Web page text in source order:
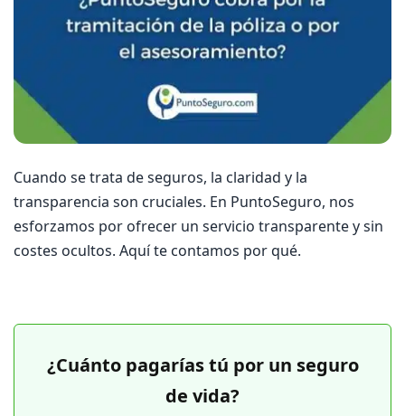
Cuando se trata de seguros, la claridad y la
transparencia son cruciales. En PuntoSeguro, nos
esforzamos por ofrecer un servicio transparente y sin
costes ocultos. Aquí te contamos por qué.
¿Cuánto pagarías tú por un seguro
de vida?